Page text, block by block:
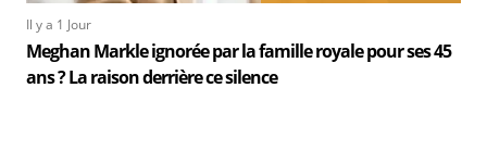
Il y a 1 Jour
Meghan Markle ignorée par la famille royale pour ses 45
ans ? La raison derrière ce silence